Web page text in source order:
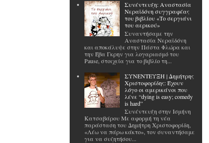
Συνέντευξη: Αναστασία
Νεραϊδόνη συγγραφέας
του βιβλίου «Το σεργιάνι
του αερικού»
Συναντήσαμε την
Αναστασία Νεραϊδόνη
και αποκάλυψε στην Πάστα Φλώρα και
την Έβα Γκρην για λογαριασμό του
Pause, στοιχεία για το βιβλίο τη...
ΣΥΝΕΝΤΕΥΞΗ | Δημήτρης
Χριστοφορίδης: Έχουν
λόγο οι αμερικάνοι που
λένε “dying is easy; comedy
is hard”
Συνέντευξη στην Ισμήνη
Κατσαβάρου Με αφορμή τη νέα
παράσταση του Δημήτρη Χριστοφορίδη,
«Λέω να πάρω κάκτο», τον συναντήσαμε
για να συζητήσου...